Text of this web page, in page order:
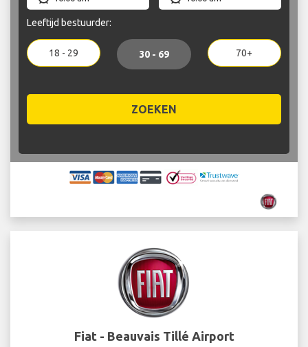
Leeftijd bestuurder:
18 - 29 30 - 69 70+
ZOEKEN
Fiat - Beauvais Tillé Airport